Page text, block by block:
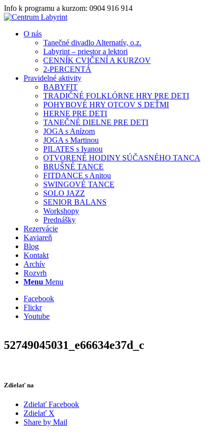
Info k programu a kurzom: 0904 916 914
O nás
Tanečné divadlo Alternatív, o.z.
Labyrint – priestor a lektori
CENNÍK CVIČENÍ A KURZOV
2-PERCENTÁ
Pravidelné aktivity
BABYFIT
TRADIČNÉ FOLKLÓRNE HRY PRE DETI
POHYBOVÉ HRY OTCOV S DEŤMI
HERNE PRE DETI
TANEČNÉ DIELNE PRE DETI
JOGA s Anízom
JOGA s Martinou
PILATES s Ivanou
OTVORENÉ HODINY SÚČASNÉHO TANCA
BRUŠNÉ TANCE
FITDANCE s Anitou
SWINGOVÉ TANCE
SOLO JAZZ
SENIOR BALANS
Workshopy
Prednášky
Rezervácie
Kaviareň
Blog
Kontakt
Archív
Rozvrh
Menu Menu
Facebook
Flickr
Youtube
52749045031_e66634e37d_c
Zdielať na
Zdielať Facebook
Zdielať X
Share by Mail